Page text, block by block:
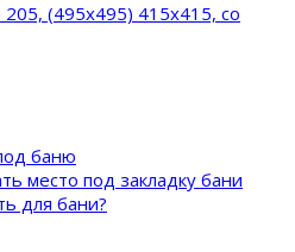
(495х495) 415х415, со
баню
место под закладку бани
для бани?